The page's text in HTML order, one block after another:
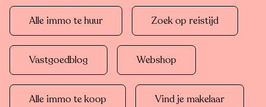
Alle immo te huur Zoek op reistijd
Vastgoedblog Webshop
Alle immo te koop Vind je makelaar